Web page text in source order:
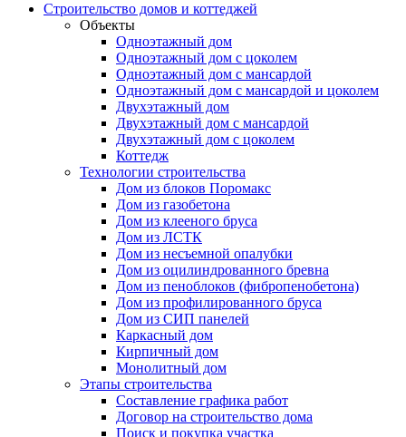
Cтроительство домов и коттеджей
Объекты
Одноэтажный дом
Одноэтажный дом с цоколем
Одноэтажный дом с мансардой
Одноэтажный дом с мансардой и цоколем
Двухэтажный дом
Двухэтажный дом с мансардой
Двухэтажный дом с цоколем
Коттедж
Технологии строительства
Дом из блоков Поромакс
Дом из газобетона
Дом из клееного бруса
Дом из ЛСТК
Дом из несъемной опалубки
Дом из оцилиндрованного бревна
Дом из пеноблоков (фибропенобетона)
Дом из профилированного бруса
Дом из СИП панелей
Каркасный дом
Кирпичный дом
Монолитный дом
Этапы строительства
Составление графика работ
Договор на строительство дома
Поиск и покупка участка